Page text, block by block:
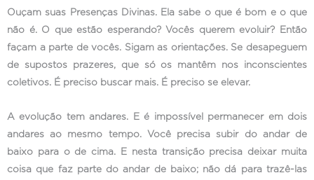
Ouçam suas Presenças Divinas. Ela sabe o que é bom e o que
não é. O que estão esperando? Vocês querem evoluir? Então
façam a parte de vocês. Sigam as orientações. Se desapeguem
de supostos prazeres, que só os mantêm nos inconscientes
coletivos. É preciso buscar mais. É preciso se elevar.
A evolução tem andares. E é impossível permanecer em dois
andares ao mesmo tempo. Você precisa subir do andar de
baixo para o de cima. E nesta transição precisa deixar muita
coisa que faz parte do andar de baixo; não dá para trazê-las